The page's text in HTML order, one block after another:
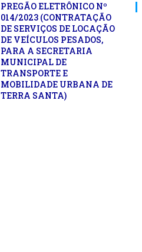
PREGÃO ELETRÔNICO Nº
014/2023 (CONTRATAÇÃO
DE SERVIÇOS DE LOCAÇÃO
DE VEÍCULOS PESADOS,
PARA A SECRETARIA
MUNICIPAL DE
TRANSPORTE E
MOBILIDADE URBANA DE
TERRA SANTA)